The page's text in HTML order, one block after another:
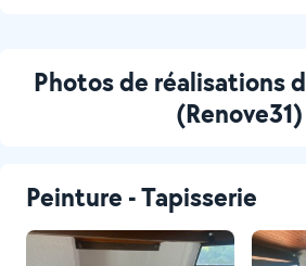
Photos de réalisations
(Renove31)
Peinture - Tapisserie